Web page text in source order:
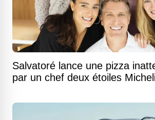
Salvatoré lance une pizza
par un chef deux étoiles